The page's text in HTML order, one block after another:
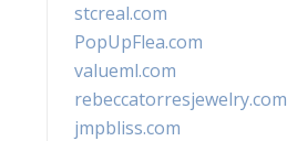
stcreal.com
PopUpFlea.com
valueml.com
rebeccatorresjewelry.com
jmpbliss.com